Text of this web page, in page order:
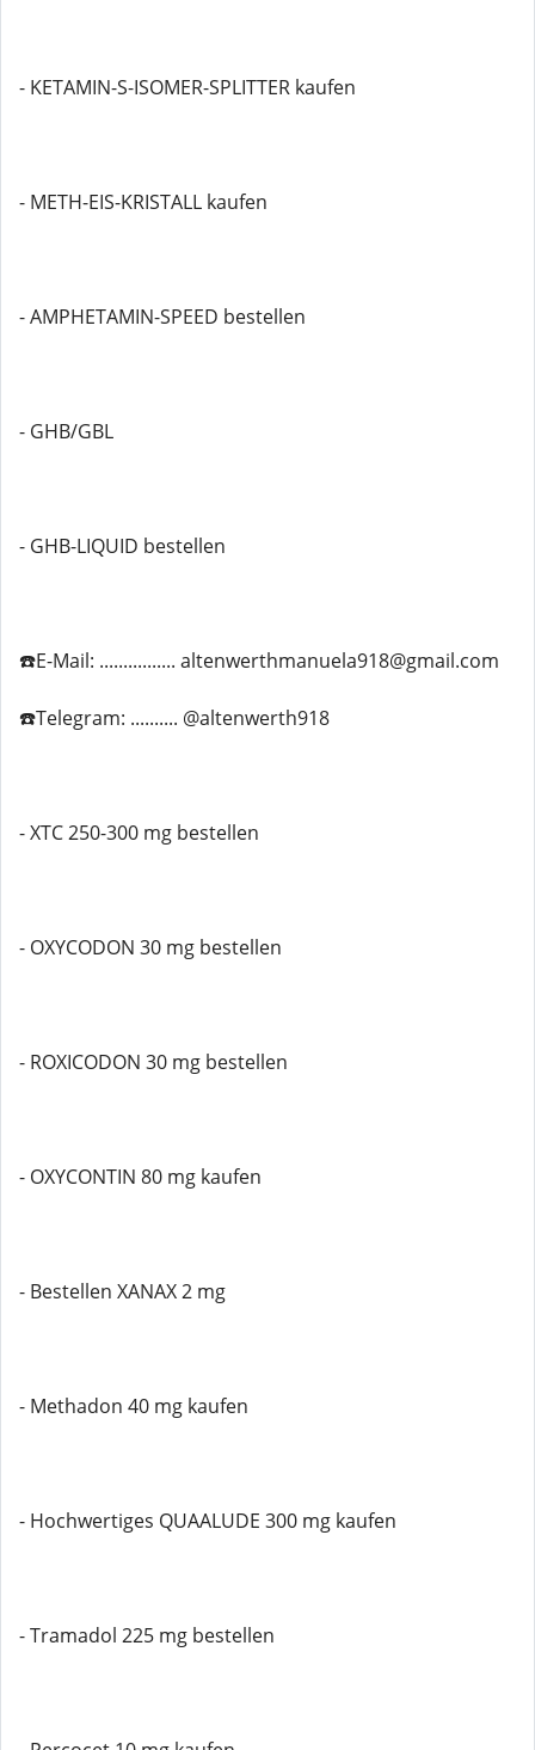
- KETAMIN-S-ISOMER-SPLITTER kaufen
- METH-EIS-KRISTALL kaufen
- AMPHETAMIN-SPEED bestellen
- GHB/GBL
- GHB-LIQUID bestellen
☎️E-Mail: ................ altenwerthmanuela918@gmail.com
☎️Telegram: .......... @altenwerth918
- XTC 250-300 mg bestellen
- OXYCODON 30 mg bestellen
- ROXICODON 30 mg bestellen
- OXYCONTIN 80 mg kaufen
- Bestellen XANAX 2 mg
- Methadon 40 mg kaufen
- Hochwertiges QUAALUDE 300 mg kaufen
- Tramadol 225 mg bestellen